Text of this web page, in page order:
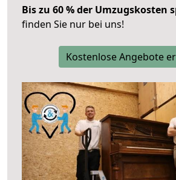
Bis zu 60 % der Umzugskosten
finden Sie nur bei uns!
Kostenlose Angebote